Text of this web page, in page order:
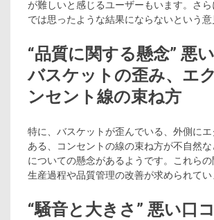
が難しいと感じるユーザーもいます。さ
では思ったような結果にならないという意
“品質に関する懸念” 悪
バスケットの歪み、エ
ンセント線の束ね方
特に、バスケットが歪んでいる、外側に
ある、コンセントの線の束ね方が不自然
についての懸念があるようです。これら
生産過程や品質管理の改善が求められてい
“騒音と大きさ” 悪い口